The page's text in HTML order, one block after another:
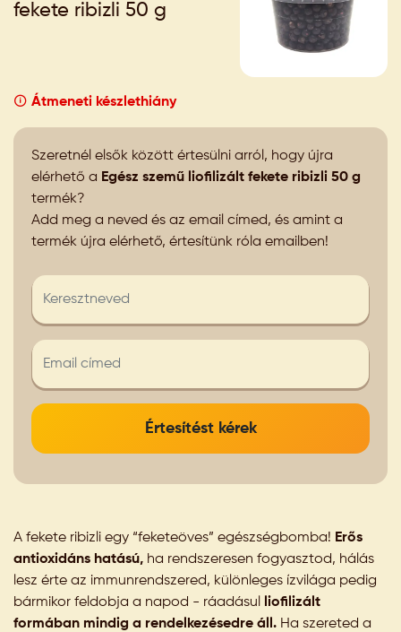
fekete ribizli 50 g
Átmeneti készlethiány
Szeretnél elsők között értesülni arról, hogy újra
elérhető a Egész szemű liofilizált fekete ribizli 50 g
termék?
Add meg a neved és az email címed, és amint a
termék újra elérhető, értesítünk róla emailben!
Értesítést kérek
A fekete ribizli egy “feketeöves” egészségbomba! Erős
antioxidáns hatású, ha rendszeresen fogyasztod, hálás
lesz érte az immunrendszered, különleges ízvilága pedig
bármikor feldobja a napod - ráadásul
liofilizált
formában mindig a rendelkezésedre áll. Ha szereted a